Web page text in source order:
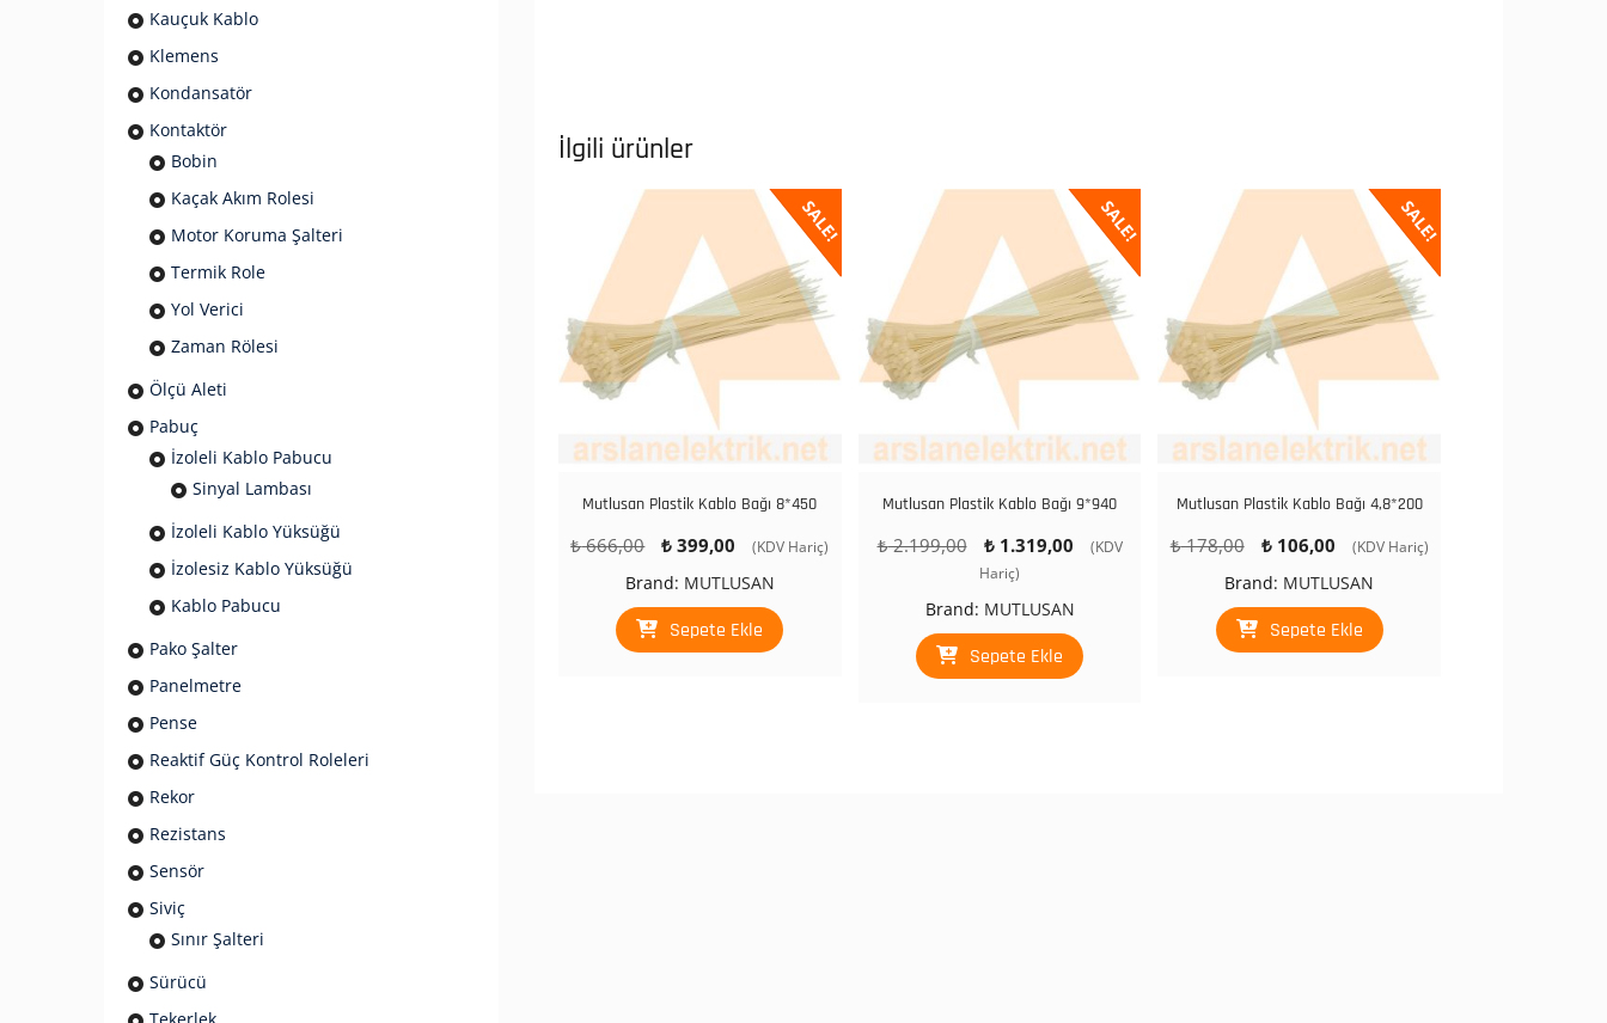
İlgili ürünler
SALE!
Mutlusan Plastik Kablo Bağı 8*450
₺666,00
Orijinal
fiyat:
₺ 666,00.
₺ 399,00
Şu
fiyat:
₺ 399,00.
(KDV Hariç)
Brand: MUTLUSAN
Sepete Ekle
SALE!
Mutlusan Plastik Kablo Bağı 9*940
₺2.199,00
Orijinal
fiyat:
₺ 2.199,00.
₺1.319,00
Şu
(KDV
Hariç)
Brand: MUTLUSAN
Sepete Ekle
SALE!
Mutlusan Plastik Kablo Bağı 4,8*200
₺178,00
Orijinal
fiyat:
₺ 178,00.
₺106,00
Şu
fiyat:
₺ 106,00.
(KDV Hariç)
Brand: MUTLUSAN
Sepete Ekle
Kauçuk Kablo
Klemens
Kondansatör
Kontaktör
Bobin
Kaçak Akım Rolesi
Motor Koruma Şalteri
Termik Role
Yol Verici
Zaman Rölesi
Ölçü Aleti
Pabuç
İzoleli Kablo Pabucu
Sinyal Lambası
İzoleli Kablo Yüksüğü
İzolesiz Kablo Yüksüğü
Kablo Pabucu
Pako Şalter
Panelmetre
Pense
Reaktif Güç Kontrol Roleleri
Rekor
Rezistans
Sensör
Siviç
Sınır Şalteri
Sürücü